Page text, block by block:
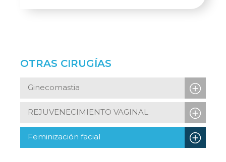
OTRAS CIRUGÍAS
Ginecomastia
REJUVENECIMIENTO VAGINAL
Feminización facial